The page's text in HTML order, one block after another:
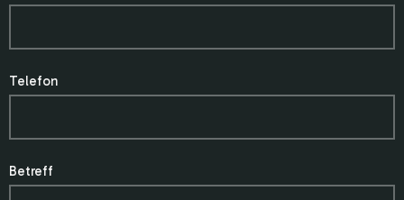
Telefon
Betreff